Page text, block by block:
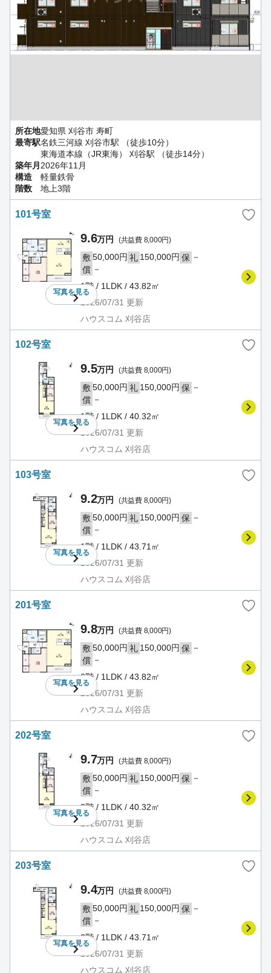
所在地愛知県 刈谷市 寿町
最寄駅名鉄三河線 刈谷市駅 （徒歩10分）
東海道本線（JR東海） 刈谷駅 （徒歩14分）
築年月2026年11月
構造
軽量鉄骨
階数
地上3階
101号室
写真を見る
9.6万円 (共益費 8,000円)
敷50,000円 礼 150,000円 保 －
償 －
1階 / 1LDK / 43.82㎡
2026/07/31 更新
ハウスコム 刈谷店
102号室
写真を見る
9.5万円 (共益費 8,000円)
敷50,000円 礼 150,000円 保 －
償 －
1階 / 1LDK / 40.32㎡
2026/07/31 更新
ハウスコム 刈谷店
103号室
写真を見る
9.2万円 (共益費 8,000円)
敷50,000円 礼 150,000円 保 －
償 －
1階 / 1LDK / 43.71㎡
2026/07/31 更新
ハウスコム 刈谷店
201号室
写真を見る
9.8万円 (共益費 8,000円)
敷50,000円 礼 150,000円 保 －
償 －
2階 / 1LDK / 43.82㎡
2026/07/31 更新
ハウスコム 刈谷店
202号室
写真を見る
9.7万円 (共益費 8,000円)
敷50,000円 礼 150,000円 保 －
償 －
2階 / 1LDK / 40.32㎡
2026/07/31 更新
ハウスコム 刈谷店
203号室
写真を見る
9.4万円 (共益費 8,000円)
敷50,000円 礼 150,000円 保 －
償 －
2階 / 1LDK / 43.71㎡
2026/07/31 更新
ハウスコム 刈谷店